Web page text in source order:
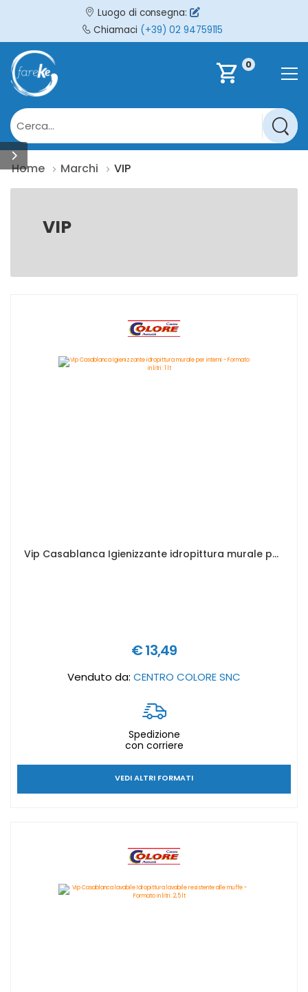
Luogo di consegna:
Chiamaci (+39) 02 94759115
shopping_cart 0
Home Marchi VIP
VIP
Vip Casablanca Igienizzante idropittura murale per interni - Formato in litri: 1 lt
€ 13,49
Venduto da: CENTRO COLORE SNC
Spedizione
con corriere
VEDI ALTRI FORMATI